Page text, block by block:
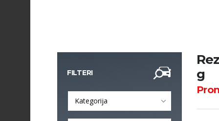
FILTERI
Kategorija
g